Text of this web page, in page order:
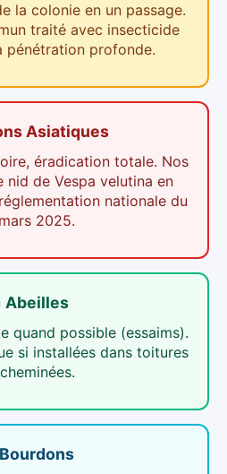
la colonie en un passage.
traité avec insecticide
pénétration profonde.
Asiatiques
éradication totale. Nos
nid de Vespa velutina en
nationale du
2025.
Abeilles
quand possible (essaims).
si installées dans toitures
Bourdons